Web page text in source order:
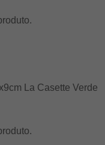
La Casette Verde